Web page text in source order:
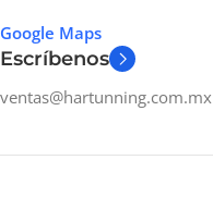
Google Maps
Escríbenos
ventas@hartunning.com.mx